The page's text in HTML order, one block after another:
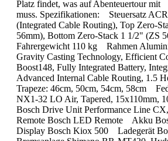
Platz findet, was auf Abenteuertour mit
muss. Spezifikationen: Steuersatz
(Integrated Cable Routing), Top Zero-
56mm), Bottom Zero-Stack 1 1/2"
Fahrergewicht 110 kg Rahmen
Gravity Casting Technology, Efficient
Boost148, Fully Integrated Battery,
Advanced Internal Cable Routing, 1.5
Trapeze: 46cm, 50cm, 54cm, 58cm
NX1-32 LO Air, Tapered, 15x110mm,
Bosch Drive Unit Performance Line
Remote Bosch LED Remote Akku
Display Bosch Kiox 500 Ladegerät